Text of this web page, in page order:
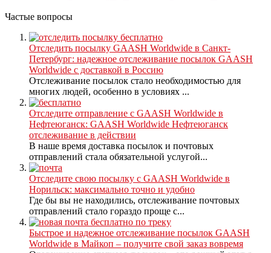
Частые вопросы
Отследить посылку GAASH Worldwide в Санкт-
Петербург: надежное отслеживание посылок GAASH
Worldwide с доставкой в Россию
Отслеживание посылок стало необходимостью для
многих людей, особенно в условиях ...
Отследите отправление с GAASH Worldwide в
Нефтеюганск: GAASH Worldwide Нефтеюганск
отслеживание в действии
В наше время доставка посылок и почтовых
отправлений стала обязательной услугой...
Отследите свою посылку с GAASH Worldwide в
Норильск: максимально точно и удобно
Где бы вы не находились, отслеживание почтовых
отправлений стало гораздо проще с...
Быстрое и надежное отслеживание посылок GAASH
Worldwide в Майкоп – получите свой заказ вовремя